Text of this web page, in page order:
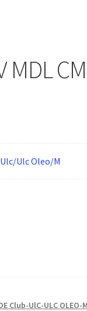
MDL
Ulc/Ulc Oleo/M
Club-UlC-ULC OLEO-